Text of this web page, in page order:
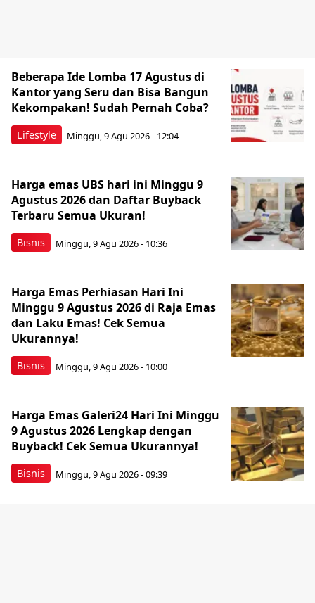
Lifestyle
Beberapa Ide Lomba 17 Agustus di
Kantor yang Seru dan Bisa Bangun
Kekompakan! Sudah Pernah Coba?
Minggu, 9 Agu 2026 - 12:04
Bisnis
Harga emas UBS hari ini Minggu 9
Agustus 2026 dan Daftar Buyback
Terbaru Semua Ukuran!
Minggu, 9 Agu 2026 - 10:36
Bisnis
Harga Emas Perhiasan Hari Ini
Minggu 9 Agustus 2026 di Raja Emas
dan Laku Emas! Cek Semua
Ukurannya!
Minggu, 9 Agu 2026 - 10:00
Bisnis
Harga Emas Galeri24 Hari Ini Minggu
9 Agustus 2026 Lengkap dengan
Buyback! Cek Semua Ukurannya!
Minggu, 9 Agu 2026 - 09:39